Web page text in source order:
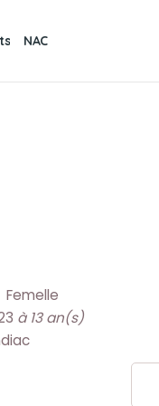
NAC
Femelle
à 13 an(s)